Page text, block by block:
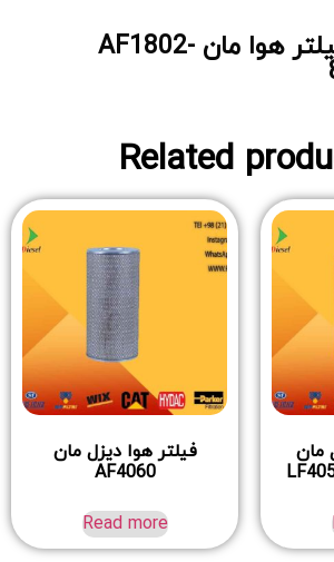
نام محصول : فیلتر هوا مان AF1802-
Related
مان
فیلتر هوا دیزل مان
AF4060
Read more